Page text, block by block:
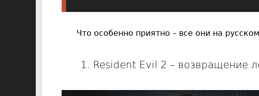
Что особенно приятно – все они на
1. Resident Evil 2 – возвращение